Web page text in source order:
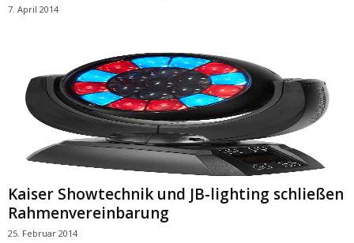
7. April 2014
Kaiser Showtechnik und JB-lighting schließen
Rahmenvereinbarung
25. Februar 2014